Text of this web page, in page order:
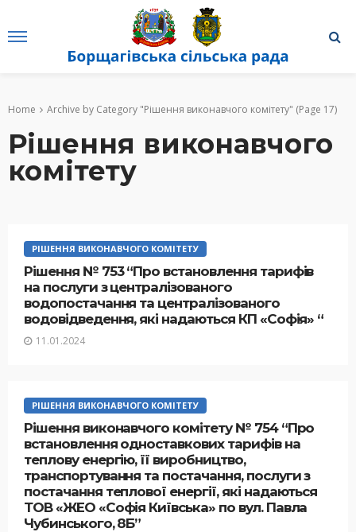
Home Archive by Category "Рішення виконавчого комітету" (Page 17)
Рішення виконавчого
комітету
РІШЕННЯ ВИКОНАВЧОГО КОМІТЕТУ
Рішення № 753 “Про встановлення тарифів
на послуги з централізованого
водопостачання та централізованого
водовідведення, які надаються КП «Софія» “
11.01.2024
РІШЕННЯ ВИКОНАВЧОГО КОМІТЕТУ
Рішення виконавчого комітету № 754 “Про
встановлення одноставкових тарифів на
теплову енергію, її виробництво,
транспортування та постачання, послуги з
постачання теплової енергії, які надаються
ТОВ «ЖЕО «Софія Київська» по вул. Павла
Чубинського, 8Б”